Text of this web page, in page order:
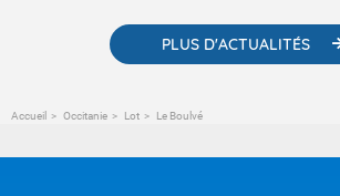
PLUS D'ACTUALITÉS
Accueil Occitanie Lot Le Boulvé